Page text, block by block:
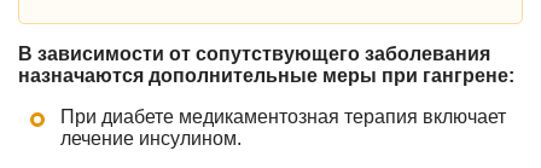
В зависимости от сопутствующего заболевания
назначаются дополнительные меры при гангрене:
При диабете медикаментозная терапия включает
лечение инсулином.